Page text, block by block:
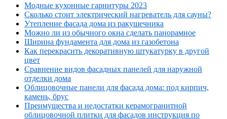
Модные кухонные гарнитуры 2023
Сколько стоит электрический нагреватель для сауны?
Утепление фасада дома из ракушечника
Можно ли из обычного окна сделать панорамное
Ширина фундамента для дома из газобетона
Как перекрасить декоративную штукатурку в другой
цвет
Сравнение видов фасадных панелей для наружной
отделки дома
Облицовочные панели для фасада дома: под кирпич,
камень, брус
Преимущества и недостатки керамогранитной
облицовочной плитки для фасадов инструкция по